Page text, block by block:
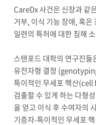
CareDx 사건은 신장과 같
거부, 이식 기능 장애, 혹
일련의 특허에 대한 침해
스탠포드 대학의 연구진들
유전자형 결정
특이적인 무세포 핵산
검출할 수 있게 하는 다
을 얻고 이식 후 수여자의
기증자-특이적인 무세포